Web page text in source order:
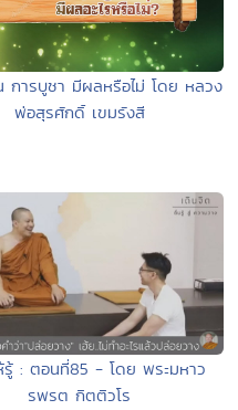
การบูชา มีผลหรือไม่ โดย หลวง
พ่อสุรศักดิ์ เขมรังสี
รู้ : ตอนที่85 - โดย พระมหาว
รพรต กิตติวโร